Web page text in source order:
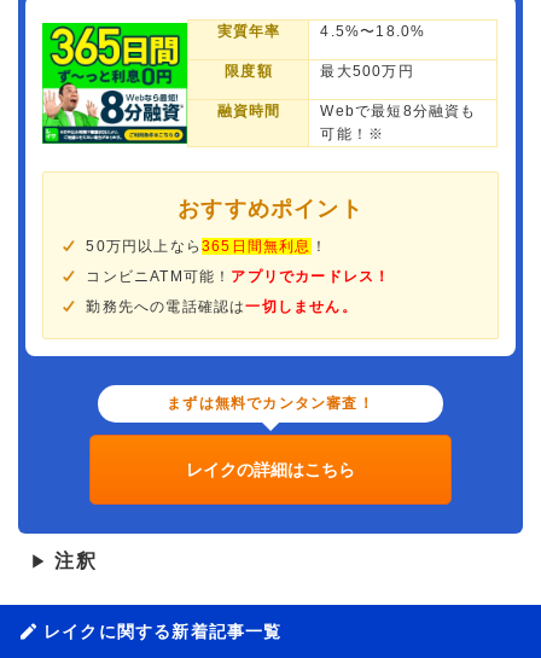
実質年率 4.5%〜18.0%
限度額 最大500万円
融資時間
Webで最短8分融資も
可能！※
おすすめポイント
50万円以上なら365日間無利息
！
コンビニATM可能！ アプリでカードレス！
勤務先への電話確認は一切しません。
まずは無料でカンタン審査！
レイクの詳細はこちら
▶ 注釈
レイクに関する新着記事一覧